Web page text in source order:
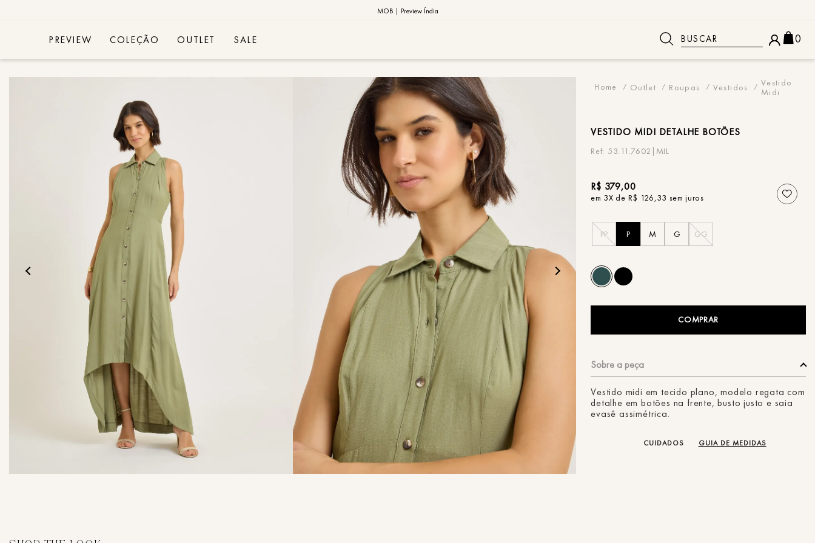
PIX MOB | 5%OFF - Seu look merece!
10% OFF na primeira compra | Cupom: BEMVINDO10*
MOB | Preview Índia
PREVIEW COLEÇÃO OUTLET SALE Buscar 0
Outlet Roupas Vestidos
Vestido
Midi
VESTIDO MIDI DETALHE BOTÕES
53.11.7602|MIL
R$ 379,00
em 3X de R$ 126,33 sem juros
PP P M G GG
COMPRAR
Vestido midi em tecido plano, modelo regata com
detalhe em botões na frente, busto justo e saia
evasê assimétrica.
CUIDADOS GUIA DE MEDIDAS
2º
3º
4º
5º jaqueta
º
8º macacao
calça jeans
10 tule